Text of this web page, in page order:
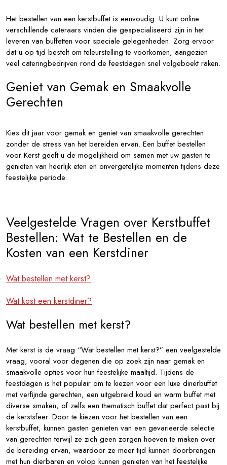
Het bestellen van een kerstbuffet is eenvoudig. U kunt online
verschillende cateraars vinden die gespecialiseerd zijn in het
leveren van buffetten voor speciale gelegenheden. Zorg ervoor
dat u op tijd bestelt om teleurstelling te voorkomen, aangezien
veel cateringbedrijven rond de feestdagen snel volgeboekt raken.
Geniet van Gemak en Smaakvolle
Gerechten
Kies dit jaar voor gemak en geniet van smaakvolle gerechten
zonder de stress van het bereiden ervan. Een buffet bestellen
voor Kerst geeft u de mogelijkheid om samen met uw gasten te
genieten van heerlijk eten en onvergetelijke momenten tijdens deze
feestelijke periode.
Veelgestelde Vragen over Kerstbuffet
Bestellen: Wat te Bestellen en de
Kosten van een Kerstdiner
Wat bestellen met kerst?
Wat kost een kerstdiner?
Wat bestellen met kerst?
Met kerst is de vraag “Wat bestellen met kerst?” een veelgestelde
vraag, vooral voor degenen die op zoek zijn naar gemak en
smaakvolle opties voor hun feestelijke maaltijd. Tijdens de
feestdagen is het populair om te kiezen voor een luxe dinerbuffet
met verfijnde gerechten, een uitgebreid koud en warm buffet met
diverse smaken, of zelfs een thematisch buffet dat perfect past bij
de kerstsfeer. Door te kiezen voor het bestellen van een
kerstbuffet, kunnen gasten genieten van een gevarieerde selectie
van gerechten terwijl ze zich geen zorgen hoeven te maken over
de bereiding ervan, waardoor ze meer tijd kunnen doorbrengen
met hun dierbaren en volop kunnen genieten van het feestelijke